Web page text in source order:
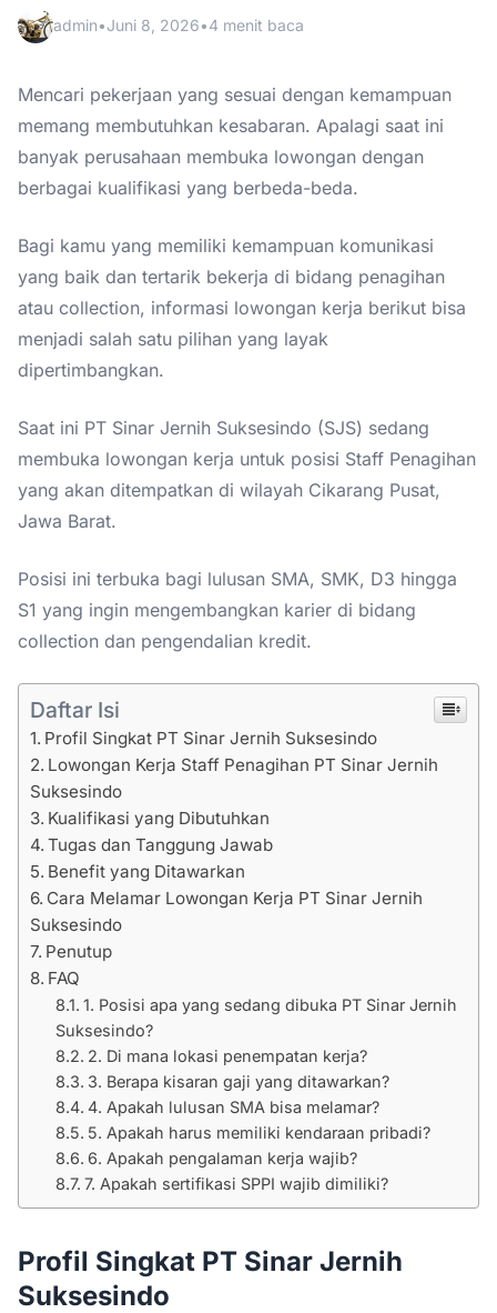
admin•Juni 8, 2026•4 menit baca
Mencari pekerjaan yang sesuai dengan kemampuan
memang membutuhkan kesabaran. Apalagi saat ini
banyak perusahaan membuka lowongan dengan
berbagai kualifikasi yang berbeda-beda.
Bagi kamu yang memiliki kemampuan komunikasi
yang baik dan tertarik bekerja di bidang penagihan
atau collection, informasi lowongan kerja berikut bisa
menjadi salah satu pilihan yang layak
dipertimbangkan.
Saat ini PT Sinar Jernih Suksesindo (SJS) sedang
membuka lowongan kerja untuk posisi Staff Penagihan
yang akan ditempatkan di wilayah Cikarang Pusat,
Jawa Barat.
Posisi ini terbuka bagi lulusan SMA, SMK, D3 hingga
S1 yang ingin mengembangkan karier di bidang
collection dan pengendalian kredit.
Daftar Isi
Profil Singkat PT Sinar Jernih Suksesindo
Lowongan Kerja Staff Penagihan PT Sinar Jernih
Suksesindo
Kualifikasi yang Dibutuhkan
Tugas dan Tanggung Jawab
Benefit yang Ditawarkan
Cara Melamar Lowongan Kerja PT Sinar Jernih
Suksesindo
Penutup
FAQ
1. Posisi apa yang sedang dibuka PT Sinar Jernih
Suksesindo?
2. Di mana lokasi penempatan kerja?
3. Berapa kisaran gaji yang ditawarkan?
4. Apakah lulusan SMA bisa melamar?
5. Apakah harus memiliki kendaraan pribadi?
6. Apakah pengalaman kerja wajib?
7. Apakah sertifikasi SPPI wajib dimiliki?
Profil Singkat PT Sinar Jernih
Suksesindo